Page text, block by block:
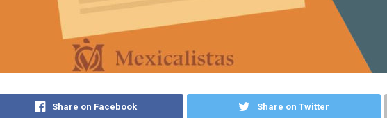
Share on Facebook Share on Twitter